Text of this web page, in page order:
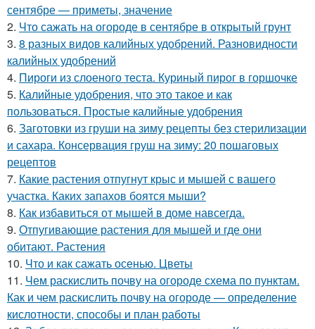
сентябре — приметы, значение
2. Что сажать на огороде в сентябре в открытый грунт
3. 8 разных видов калийных удобрений. Разновидности
калийных удобрений
4. Пироги из слоеного теста. Куриный пирог в горшочке
5. Калийные удобрения, что это такое и как
пользоваться. Простые калийные удобрения
6. Заготовки из груши на зиму рецепты без стерилизации
и сахара. Консервация груш на зиму: 20 пошаговых
рецептов
7. Какие растения отпугнут крыс и мышей с вашего
участка. Каких запахов боятся мыши?
8. Как избавиться от мышей в доме навсегда.
9. Отпугивающие растения для мышей и где они
обитают. Растения
10. Что и как сажать осенью. Цветы
11. Чем раскислить почву на огороде схема по пунктам.
Как и чем раскислить почву на огороде — определение
кислотности, способы и план работы